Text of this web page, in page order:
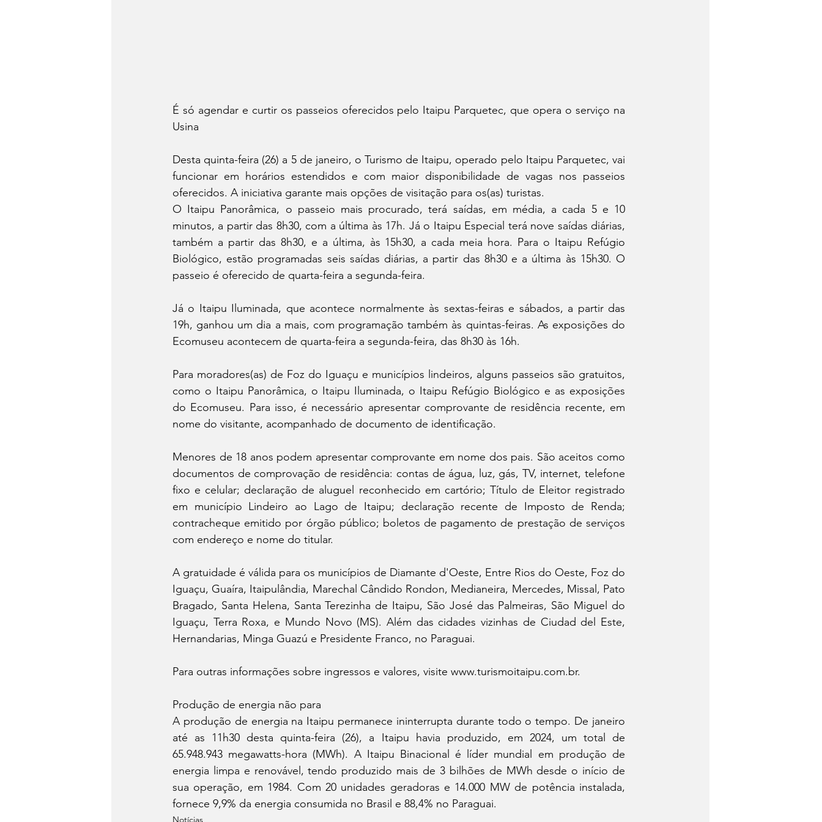
É só agendar e curtir os passeios oferecidos pelo Itaipu Parquetec, que opera o serviço na
Usina
Desta quinta-feira (26) a 5 de janeiro, o Turismo de Itaipu, operado pelo Itaipu Parquetec, vai
funcionar em horários estendidos e com maior disponibilidade de vagas nos passeios
oferecidos. A iniciativa garante mais opções de visitação para os(as) turistas.
O Itaipu Panorâmica, o passeio mais procurado, terá saídas, em média, a cada 5 e 10
minutos, a partir das 8h30, com a última às 17h. Já o Itaipu Especial terá nove saídas diárias,
também a partir das 8h30, e a última, às 15h30, a cada meia hora. Para o Itaipu Refúgio
Biológico, estão programadas seis saídas diárias, a partir das 8h30 e a última às 15h30. O
passeio é oferecido de quarta-feira a segunda-feira.
Já o Itaipu Iluminada, que acontece normalmente às sextas-feiras e sábados, a partir das
19h, ganhou um dia a mais, com programação também às quintas-feiras. As exposições do
Ecomuseu acontecem de quarta-feira a segunda-feira, das 8h30 às 16h.
Para moradores(as) de Foz do Iguaçu e municípios lindeiros, alguns passeios são gratuitos,
como o Itaipu Panorâmica, o Itaipu Iluminada, o Itaipu Refúgio Biológico e as exposições
do Ecomuseu. Para isso, é necessário apresentar comprovante de residência recente, em
nome do visitante, acompanhado de documento de identificação.
Menores de 18 anos podem apresentar comprovante em nome dos pais. São aceitos como
documentos de comprovação de residência: contas de água, luz, gás, TV, internet, telefone
fixo e celular; declaração de aluguel reconhecido em cartório; Título de Eleitor registrado
em município Lindeiro ao Lago de Itaipu; declaração recente de Imposto de Renda;
contracheque emitido por órgão público; boletos de pagamento de prestação de serviços
com endereço e nome do titular.
A gratuidade é válida para os municípios de Diamante d'Oeste, Entre Rios do Oeste, Foz do
Iguaçu, Guaíra, Itaipulândia, Marechal Cândido Rondon, Medianeira, Mercedes, Missal, Pato
Bragado, Santa Helena, Santa Terezinha de Itaipu, São José das Palmeiras, São Miguel do
Iguaçu, Terra Roxa, e Mundo Novo (MS). Além das cidades vizinhas de Ciudad del Este,
Hernandarias, Minga Guazú e Presidente Franco, no Paraguai.
Para outras informações sobre ingressos e valores, visite www.turismoitaipu.com.br.
Produção de energia não para
A produção de energia na Itaipu permanece ininterrupta durante todo o tempo. De janeiro
até as 11h30 desta quinta-feira (26), a Itaipu havia produzido, em 2024, um total de
65.948.943 megawatts-hora (MWh). A Itaipu Binacional é líder mundial em produção de
energia limpa e renovável, tendo produzido mais de 3 bilhões de MWh desde o início de
sua operação, em 1984. Com 20 unidades geradoras e 14.000 MW de potência instalada,
fornece 9,9% da energia consumida no Brasil e 88,4% no Paraguai.